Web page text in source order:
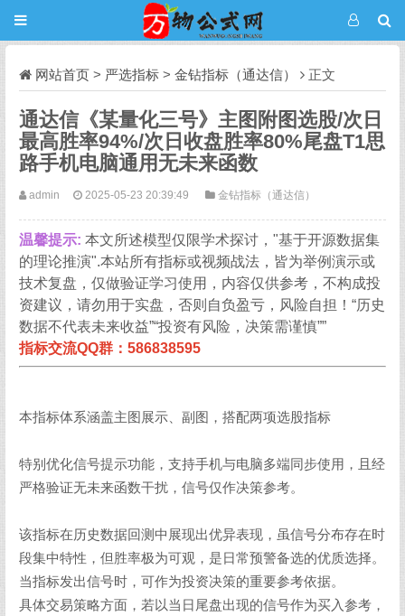
网站首页 > 严选指标 > 金钻指标（通达信） 正文
通达信《某量化三号》主图附图选股/次日
最高胜率94%/次日收盘胜率80%尾盘T1思
路手机电脑通用无未来函数
admin 2025-05-23 20:39:49 金钻指标（通达信）
温馨提示: 本文所述模型仅限学术探讨，"基于开源数据集
的理论推演".本站所有指标或视频战法，皆为举例演示或
技术复盘，仅做验证学习使用，内容仅供参考，不构成投
资建议，请勿用于实盘，否则自负盈亏，风险自担！“历史
数据不代表未来收益”“投资有风险，决策需谨慎””
指标交流QQ群：586838595
本指标体系涵盖主图展示、副图，搭配两项选股指标
特别优化信号提示功能，支持手机与电脑多端同步使用，且经
严格验证无未来函数干扰，信号仅作决策参考。
该指标在历史数据回测中展现出优异表现，虽信号分布存在时
段集中特性，但胜率极为可观，是日常预警备选的优质选择。
当指标发出信号时，可作为投资决策的重要参考依据。
具体交易策略方面，若以当日尾盘出现的信号作为买入参考，